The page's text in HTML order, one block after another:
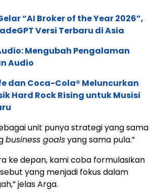
“AI Broker of the Year 2026”,
Versi Terbaru di Asia
Mengubah Pengalaman
Audio
dan Coca-Cola® Meluncurkan
Hard Rock Rising untuk Musisi
unit punya strategi yang sama
business goalsyang sama pula.”
ke depan, kami coba formulasikan
yang menjadi fokus dalam
jelas Arga.